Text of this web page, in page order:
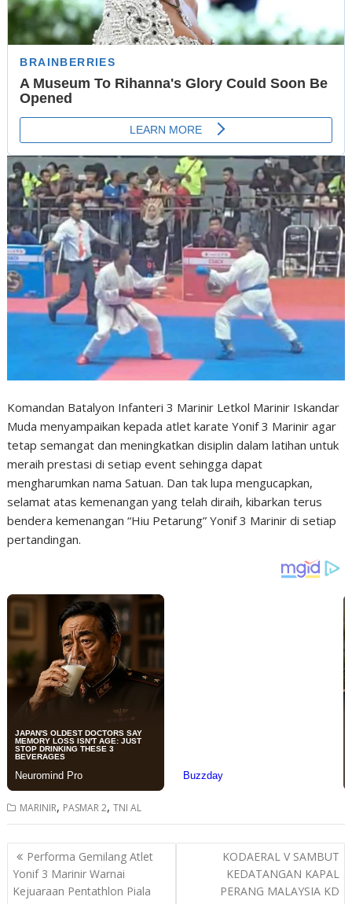
Komandan Batalyon Infanteri 3 Marinir Letkol Marinir Iskandar
Muda menyampaikan kepada atlet karate Yonif 3 Marinir agar
tetap semangat dan meningkatkan disiplin dalam latihan untuk
meraih prestasi di setiap event sehingga dapat
mengharumkan nama Satuan. Dan tak lupa mengucapkan,
selamat atas kemenangan yang telah diraih, kibarkan terus
bendera kemenangan “Hiu Petarung” Yonif 3 Marinir di setiap
pertandingan.
MARINIR, PASMAR 2,TNI AL
Post
navigation
Performa Gemilang Atlet
Yonif 3 Marinir Warnai
Kejuaraan Pentathlon Piala
KODAERAL V SAMBUT
KEDATANGAN KAPAL
PERANG MALAYSIA KD